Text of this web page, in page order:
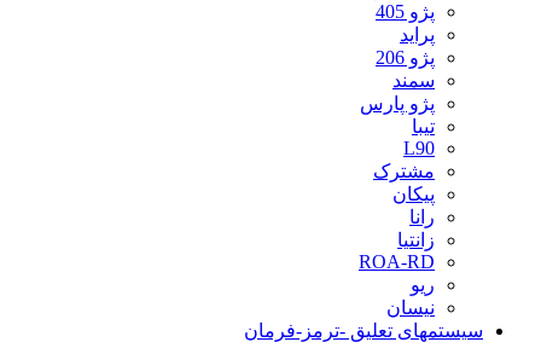
پژو 405
پراید
پژو 206
سمند
پژو پارس
تیبا
L90
مشترک
پیکان
رانا
زانتیا
ROA-RD
ریو
نیسان
سیستمهای تعلیق -ترمز-فرمان